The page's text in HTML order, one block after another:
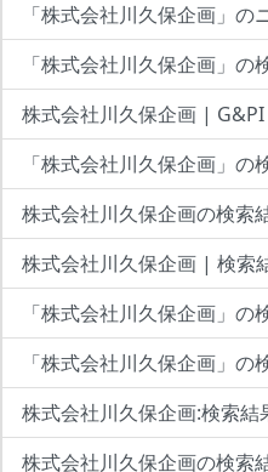
「株式会社川久保企画」の
「株式会社川久保企画」
株式会社川久保企画 | G&PI
「株式会社川久保企画」
株式会社川久保企画の検索
株式会社川久保企画 | 検索
「株式会社川久保企画」の
「株式会社川久保企画」の
株式会社川久保企画:検索結
株式会社川久保企画の検